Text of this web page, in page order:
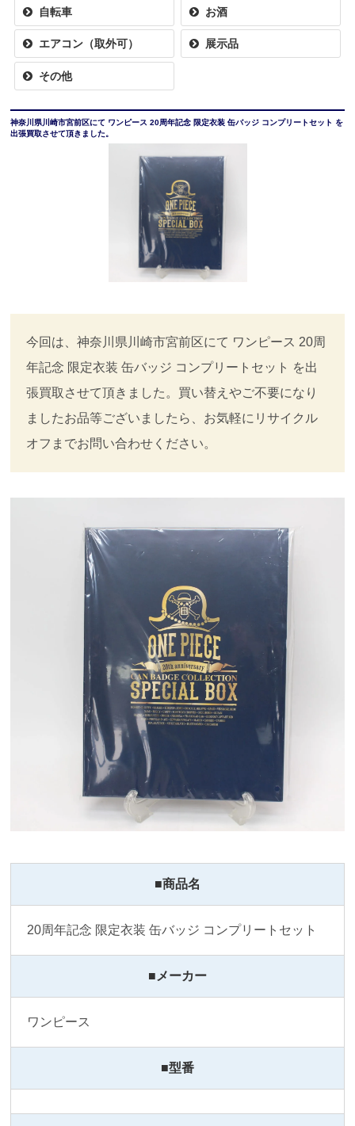
自転車 お酒
エアコン（取外可） 展示品
その他
神奈川県川崎市宮前区にて ワンピース 20周年記念 限定衣装 缶バッジ コンプリートセット を
出張買取させて頂きました。
今回は、神奈川県川崎市宮前区にて ワンピース 20周
年記念 限定衣装 缶バッジ コンプリートセット を出
張買取させて頂きました。買い替えやご不要になり
ましたお品等ございましたら、お気軽にリサイクル
オフまでお問い合わせください。
■商品名
20周年記念 限定衣装 缶バッジ コンプリートセット
■メーカー
ワンピース
■型番